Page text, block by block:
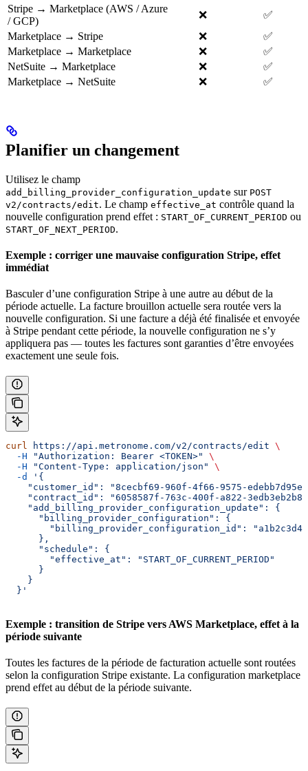
Stripe → Marketplace (AWS / Azure
/ GCP)
❌
✅
Marketplace → Stripe
❌
✅
Marketplace → Marketplace
❌
✅
NetSuite → Marketplace
❌
✅
Marketplace → NetSuite
❌ ✅
Planifier un changement
Utilisez le champ
add_billing_provider_configuration_update sur POST
v2/contracts/edit. Le champ effective_at contrôle quand la
nouvelle configuration prend effet : START_OF_CURRENT_PERIOD ou
START_OF_NEXT_PERIOD.
Exemple : corriger une mauvaise configuration Stripe, effet
immédiat
Basculer d’une configuration Stripe à une autre au début de la
période actuelle. La facture brouillon actuelle sera routée vers la
nouvelle configuration. Si une facture a déjà été finalisée et envoyée
à Stripe pendant cette période, la nouvelle configuration ne s’y
appliquera pas — toutes les factures sont garanties d’être envoyées
exactement une seule fois.
curl https://api.metronome.com/v2/contracts/edit \
  -H
"Authorization: Bearer <TOKEN>"
\
  -H
"Content-Type: application/json"
\
  -d
'{
"customer_id": "8cecbf69-960f-4f66-9575-
"contract_id": "6058587f-763c-400f-a822-
    "add_billing_provider_configuration_update": {
      "billing_provider_configuration": {
"billing_provider_configuration_id":
      },
      "schedule": {
        "effective_at": "START_OF_CURRENT_PERIOD"
      }
    }
  }'
Exemple : transition de Stripe vers AWS Marketplace, effet à la
période suivante
Toutes les factures de la période de facturation actuelle sont routées
selon la configuration Stripe existante. La configuration marketplace
prend effet au début de la période suivante.